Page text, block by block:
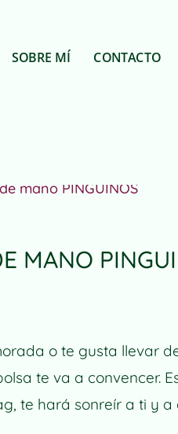
SOBRE MÍ CONTACTO
mano PINGUINOS
MANO
o te gusta llevar
te va a convencer.
te hará sonreír a ti y a